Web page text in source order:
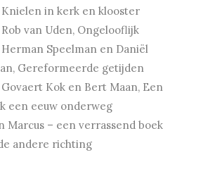
Knielen in kerk en klooster
van Uden, Ongelooflijk
Herman Speelman en Daniël
Gereformeerde getijden
Govaert Kok en Bert Maan, Een
een eeuw onderweg
Marcus – een verrassend boek
andere richting